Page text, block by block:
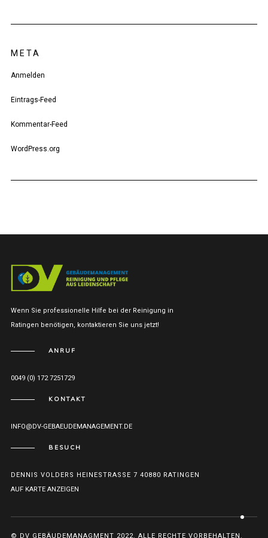
META
Anmelden
Eintrags-Feed
Kommentar-Feed
WordPress.org
Wenn Sie professionelle Hilfe bei der Reinigung in
Ratingen benötigen, kontaktieren Sie uns jetzt!
ANRUF
0049 (0) 172 7251729
KONTAKT
INFO@DV-GEBAEUDEMANAGEMENT.DE
BESUCH
DENNIS VOLDERS HEINESTRASSE 7 40880 RATINGEN
AUF KARTE ANZEIGEN
© DV GEBÄUDEMANAGMENT 2022. ALLE RECHTE VORBEHALTEN.